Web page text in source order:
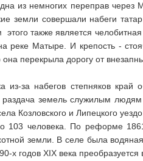
из немногих переправ через
земли совершали набеги
также является
на реке Матыре. И крепость -
перекрыла дорогу от
из-за набегов степняков
земель служилым
Козловского и Липецкого
103 человека. По реформе
земли. В селе была
х годов XIX века